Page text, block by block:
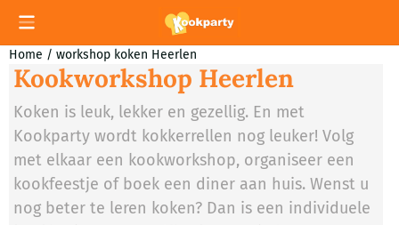
Cookievoorkeuren zijn momenteel gesloten.
Home / workshop koken Heerlen
Kookworkshop Heerlen
Koken is leuk, lekker en gezellig. En met
Kookparty wordt kokkerrellen nog leuker! Volg
met elkaar een kookworkshop, organiseer een
kookfeestje of boek een diner aan huis. Wenst u
nog beter te leren koken? Dan is een individuele